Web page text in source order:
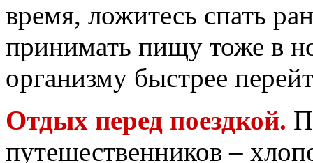
время, ложитесь спать
принимать пищу тоже в
организму быстрее
Отдых перед поездкой.
путешественников –